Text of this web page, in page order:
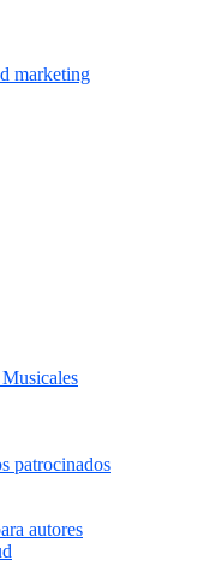
marketing
patrocinados
autores